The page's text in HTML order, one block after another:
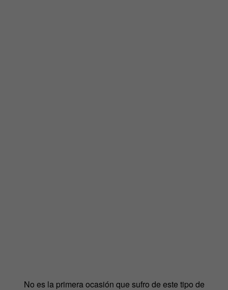
No es la primera ocasión que sufro de este tipo de